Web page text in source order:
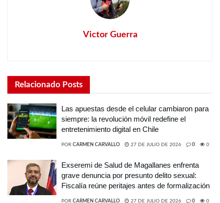
Victor Guerra
Relacionado Posts
Las apuestas desde el celular cambiaron para
siempre: la revolución móvil redefine el
entretenimiento digital en Chile
POR CARMEN CARVALLO 27 DE JULIO DE 2026 0 0
Exseremi de Salud de Magallanes enfrenta
grave denuncia por presunto delito sexual:
Fiscalía reúne peritajes antes de formalización
POR CARMEN CARVALLO 27 DE JULIO DE 2026 0 0